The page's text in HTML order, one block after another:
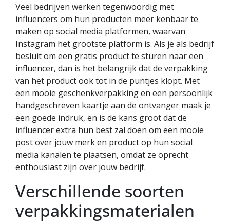
Veel bedrijven werken tegenwoordig met
influencers om hun producten meer kenbaar te
maken op social media platformen, waarvan
Instagram het grootste platform is. Als je als bedrijf
besluit om een gratis product te sturen naar een
influencer, dan is het belangrijk dat de verpakking
van het product ook tot in de puntjes klopt. Met
een mooie geschenkverpakking en een persoonlijk
handgeschreven kaartje aan de ontvanger maak je
een goede indruk, en is de kans groot dat de
influencer extra hun best zal doen om een mooie
post over jouw merk en product op hun social
media kanalen te plaatsen, omdat ze oprecht
enthousiast zijn over jouw bedrijf.
Verschillende soorten
verpakkingsmaterialen